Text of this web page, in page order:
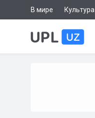
В мире Культура